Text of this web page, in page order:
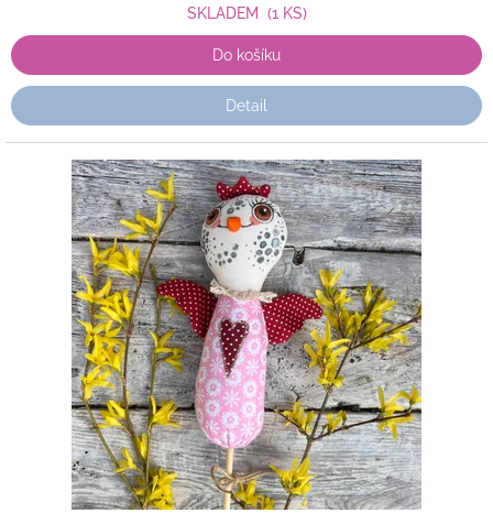
SKLADEM (1 KS)
Do košíku
Detail